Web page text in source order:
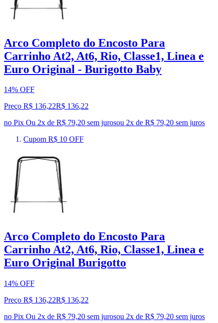
Arco Completo do Encosto Para
Carrinho At2, At6, Rio, Classe1, Linea e
Euro Original - Burigotto Baby
14% OFF
Preço R$ 136,22R$ 136,22
no Pix Ou 2x de R$ 79,20 sem jurosou 2x de R$ 79,20 sem juros
Cupom R$ 10 OFF
Arco Completo do Encosto Para
Carrinho At2, At6, Rio, Classe1, Linea e
Euro Original Burigotto
14% OFF
Preço R$ 136,22R$ 136,22
no Pix Ou 2x de R$ 79,20 sem jurosou 2x de R$ 79,20 sem juros